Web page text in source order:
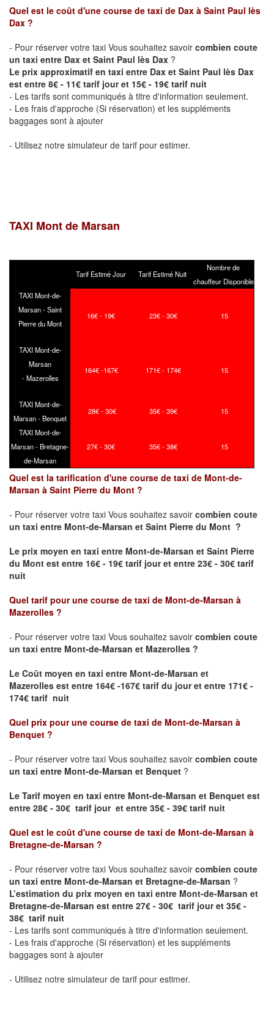
Quel est le coût d'une course de taxi de Dax à Saint Paul lès
Dax ?
- Pour réserver votre taxi Vous souhaitez savoir combien coute
un taxi entre Dax et Saint Paul lès Dax ?
Le prix approximatif en taxi entre Dax et Saint Paul lès Dax
est entre 8€ - 11€ tarif jour et 15€ - 19€ tarif nuit
- Les tarifs sont communiqués à titre d'information seulement.
- Les frais d'approche (Si réservation) et les suppléments
baggages sont à ajouter
- Utilisez notre simulateur de tarif pour estimer.
TAXI Mont de Marsan
Tarif Estimé Jour Tarif Estimé Nuit
Nombre de
chauffeur Disponible
TAXI Mont-de-
Marsan - Saint
Pierre du Mont
16€ - 19€ 23€ - 30€ 15
TAXI Mont-de-
Marsan
- Mazerolles
164€ -167€ 171€ - 174€ 15
TAXI Mont-de-
Marsan - Benquet
28€ - 30€ 35€ - 39€ 15
TAXI Mont-de-
Marsan - Bretagne-
de-Marsan
27€ - 30€ 35€ - 38€ 15
Quel est la tarification d'une course de taxi de Mont-de-
Marsan à Saint Pierre du Mont ?
- Pour réserver votre taxi Vous souhaitez savoir combien coute
un taxi entre Mont-de-Marsan et Saint Pierre du Mont ?
Le prix moyen en taxi entre Mont-de-Marsan et Saint Pierre
du Mont est entre 16€ - 19€ tarif jour et entre 23€ - 30€ tarif
nuit
Quel tarif pour une course de taxi de Mont-de-Marsan à
Mazerolles ?
- Pour réserver votre taxi Vous souhaitez savoir combien coute
un taxi entre Mont-de-Marsan et Mazerolles ?
Le Coût moyen en taxi entre Mont-de-Marsan et
Mazerolles est entre 164€ -167€ tarif du jour et entre 171€ -
174€ tarif nuit
Quel prix pour une course de taxi de Mont-de-Marsan à
Benquet ?
- Pour réserver votre taxi Vous souhaitez savoir combien coute
un taxi entre Mont-de-Marsan et Benquet ?
Le Tarif moyen en taxi entre Mont-de-Marsan et Benquet est
entre 28€ - 30€ tarif jour et entre 35€ - 39€ tarif nuit
Quel est le coût d'une course de taxi de Mont-de-Marsan à
Bretagne-de-Marsan ?
- Pour réserver votre taxi Vous souhaitez savoir combien coute
un taxi entre Mont-de-Marsan et Bretagne-de-Marsan ?
L’estimation du prix moyen en taxi entre Mont-de-Marsan et
Bretagne-de-Marsan est entre 27€ - 30€ tarif jour et 35€ -
38€ tarif nuit
- Les tarifs sont communiqués à titre d'information seulement.
- Les frais d'approche (Si réservation) et les suppléments
baggages sont à ajouter
- Utilisez notre simulateur de tarif pour estimer.